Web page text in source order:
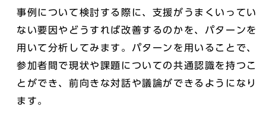
事例について検討する際に、支援がうまくいってい
ない要因やどうすれば改善するのかを、パターンを
用いて分析してみます。パターンを用いることで、
参加者間で現状や課題についての共通認識を持つこ
とができ、前向きな対話や議論ができるようになり
ます。